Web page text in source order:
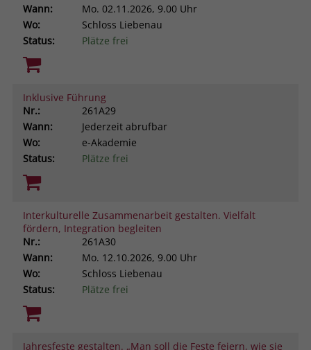
Wann:
Mo. 02.11.2026, 9.00 Uhr
Wo:
Schloss Liebenau
Status:
Plätze frei
Inklusive Führung
Nr.:
261A29
Wann:
Jederzeit abrufbar
Wo:
e-Akademie
Status:
Plätze frei
Interkulturelle Zusammenarbeit gestalten. Vielfalt
fördern, Integration begleiten
Nr.:
261A30
Wann:
Mo. 12.10.2026, 9.00 Uhr
Wo:
Schloss Liebenau
Status:
Plätze frei
Jahresfeste gestalten. „Man soll die Feste feiern, wie sie